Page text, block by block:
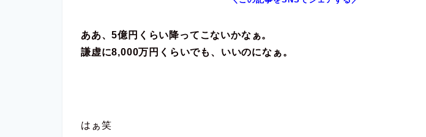
ああ、5億円くらい降ってこないかなぁ。
謙虚に8,000万円くらいでも、いいのになぁ。
はぁ笑